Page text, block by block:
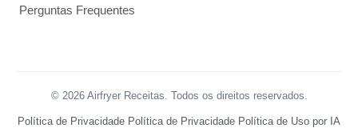
Perguntas Frequentes
© 2026 Airfryer Receitas. Todos os direitos reservados.
Política de Privacidade Política de Privacidade Política de Uso por IA